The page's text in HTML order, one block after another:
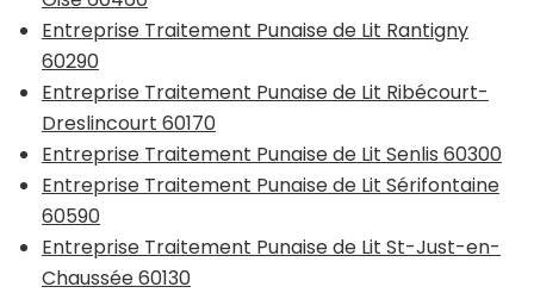
Entreprise Traitement Punaise de Lit Rantigny
60290
Entreprise Traitement Punaise de Lit Ribécourt-
Dreslincourt 60170
Entreprise Traitement Punaise de Lit Senlis 60300
Entreprise Traitement Punaise de Lit Sérifontaine
60590
Entreprise Traitement Punaise de Lit St-Just-en-
Chaussée 60130